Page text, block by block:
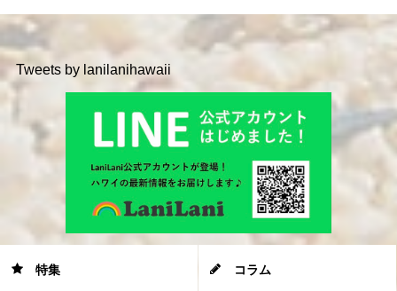
Tweets by lanilanihawaii
特集 コラム